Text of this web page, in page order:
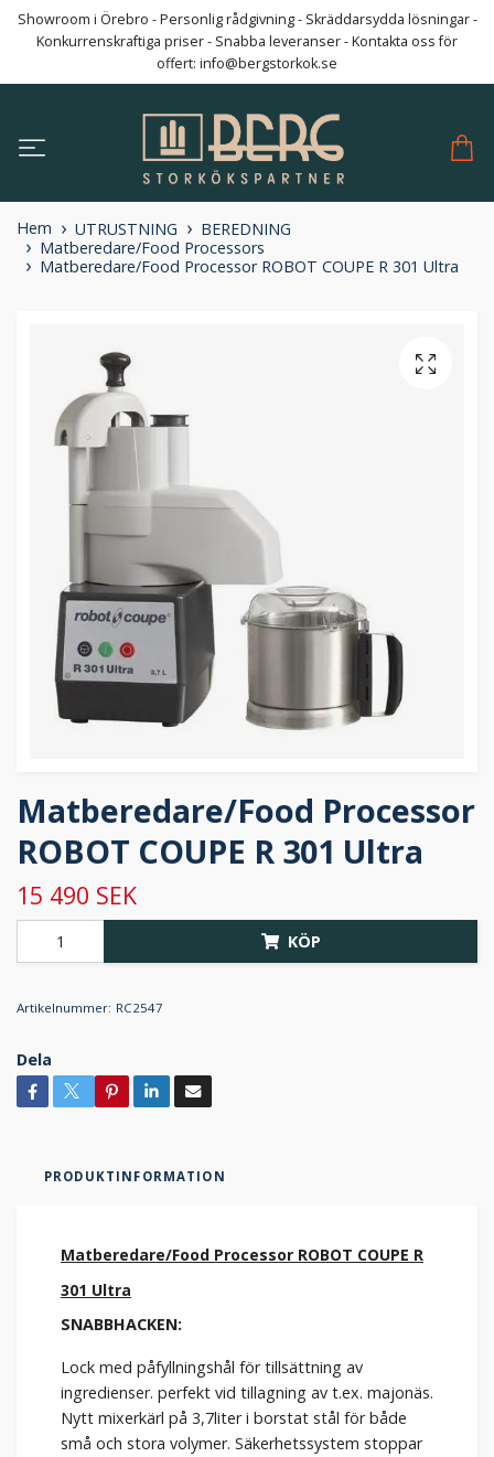
Showroom i Örebro - Personlig rådgivning - Skräddarsydda lösningar -
Konkurrenskraftiga priser - Snabba leveranser - Kontakta oss för
offert: info@bergstorkok.se
Hem UTRUSTNING
BEREDNING
Matberedare/Food Processors
Matberedare/Food Processor ROBOT COUPE R 301 Ultra
Matberedare/Food Processor
ROBOT COUPE R 301 Ultra
15 490 SEK
KÖP
Artikelnummer: RC2547
Dela
PRODUKTINFORMATION
Matberedare/Food Processor ROBOT COUPE R
301 Ultra
SNABBHACKEN:
Lock med påfyllningshål för tillsättning av
ingredienser. perfekt vid tillagning av t.ex. majonäs.
Nytt mixerkärl på 3,7liter i borstat stål för både
små och stora volymer. Säkerhetssystem stoppar